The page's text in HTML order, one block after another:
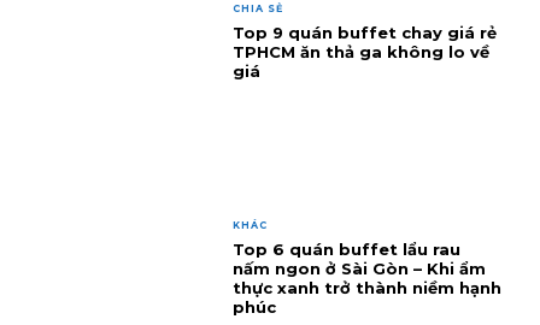
CHIA SẺ
Top 9 quán buffet chay giá rẻ
TPHCM ăn thả ga không lo về
giá
KHÁC
Top 6 quán buffet lẩu rau
nấm ngon ở Sài Gòn – Khi ẩm
thực xanh trở thành niềm hạnh
phúc